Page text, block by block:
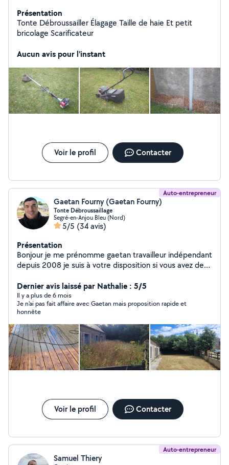
Présentation
Tonte Débroussailler Élagage Taille de haie Et petit
bricolage Scarificateur
Aucun avis pour l'instant
Voir le profil Contacter
Auto-entrepreneur
Gaetan Fourny (Gaetan Fourny)
Tonte Débroussaillage
Segré-en-Anjou Bleu (Nord)
5/5 (34 avis)
Présentation
Bonjour je me prénomme gaetan travailleur indépendant
depuis 2008 je suis à votre disposition si vous avez des
matériel. Ponctuel et travail soigneux je me ferai un
plaisir de vous venir en aide.
Dernier avis laissé par Nathalie : 5/5
Il y a plus de 6 mois
Je n'ai pas fait affaire avec Gaetan mais proposition rapide et
honnête
Voir le profil Contacter
Auto-entrepreneur
Samuel Thiery